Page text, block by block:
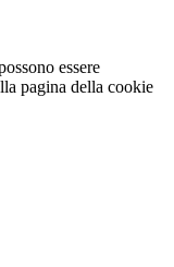
essere
pagina della cookie